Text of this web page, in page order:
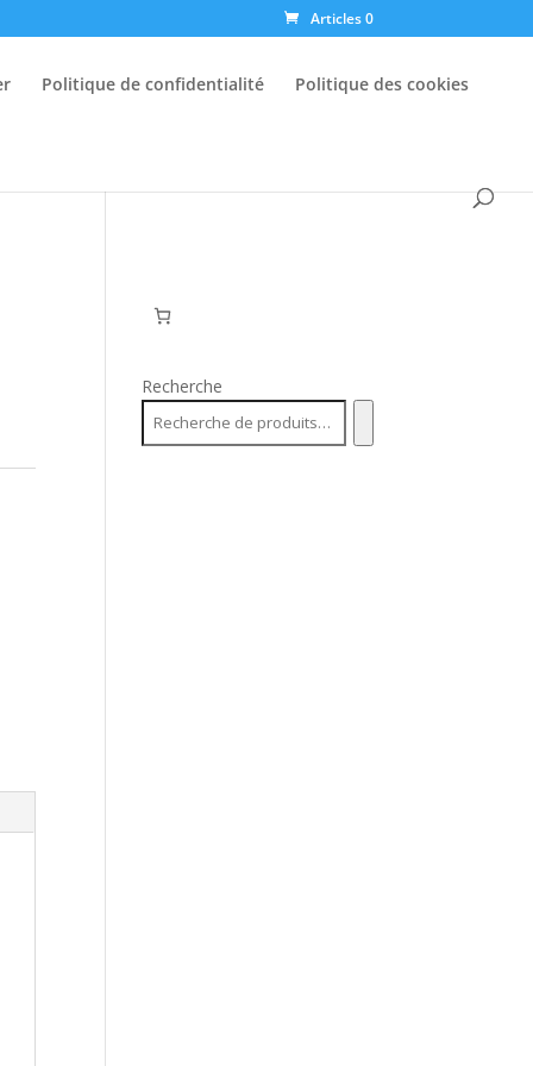
Articles 0
Politique de confidentialité Politique des cookies
Recherche